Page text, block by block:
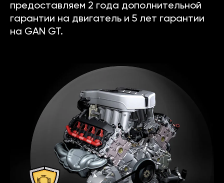
предоставляем 2 года дополнительной
гарантии на двигатель и 5 лет гарантии
на GAN GT.